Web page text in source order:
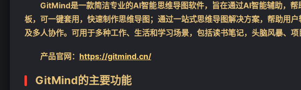
GitMind是一款简洁专业的AI智能思维导图软件，旨在通过AI智能辅助，
板，可一键套用，快速制作思维导图；通过一站式思维导图解决方案，帮助用
及多人协作。可用于多种工作、生活和学习场景，包括读书笔记，头脑风暴、项
产品官网： https://gitmind.cn/
GitMind的主要功能